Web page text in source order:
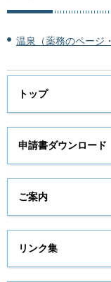
温泉（薬務のページ
トップ
申請書ダウンロード
ご案内
リンク集